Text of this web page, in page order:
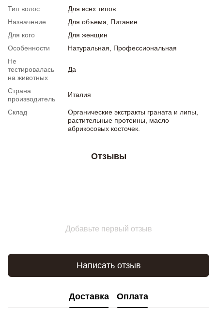
Тип волос
Для всех типов
Назначение
Для объема, Питание
Для кого
Для женщин
Особенности
Натуральная, Профессиональная
Не
тестировалась
на животных
Да
Страна
производитель
Италия
Склад
Органические экстракты граната и липы,
растительные протеины, масло
абрикосовых косточек.
Отзывы
Добавьте первый отзыв
Написать отзыв
Доставка Оплата